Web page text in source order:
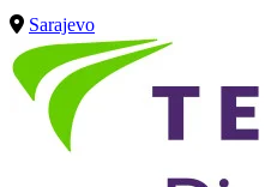
Sarajevo